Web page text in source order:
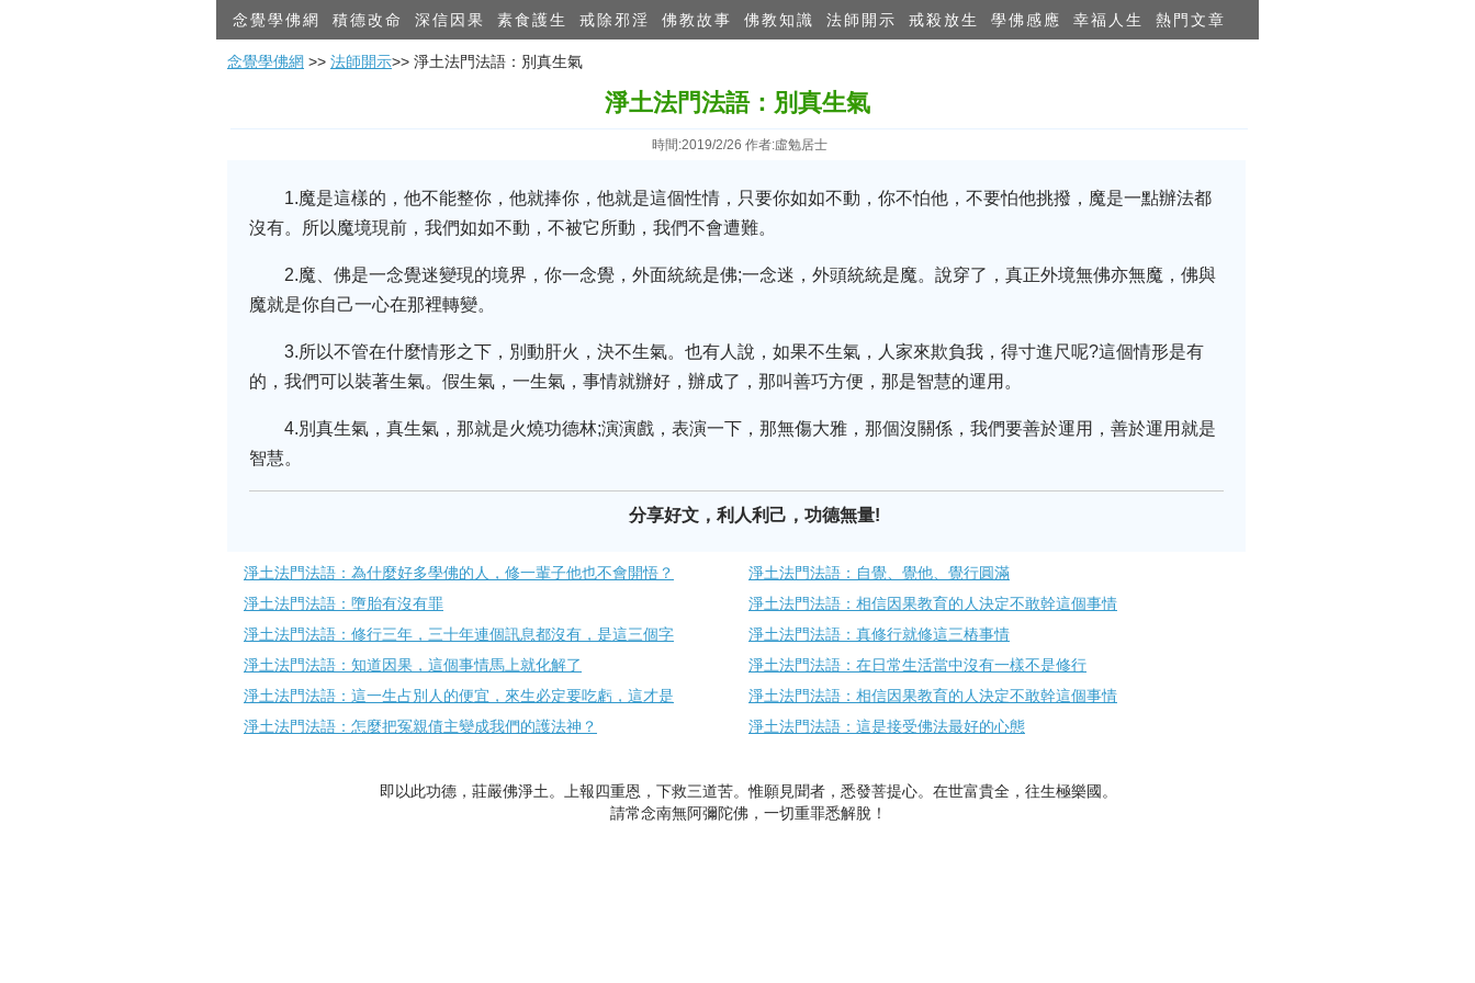
念覺學佛網 積德改命 深信因果 素食護生 戒除邪淫 佛教故事 佛教知識 法師開示 戒殺放生 學佛感應 幸福人生 熱門文章
念覺學佛網 >> 法師開示>> 淨土法門法語：別真生氣
淨土法門法語：別真生氣
時間:2019/2/26 作者:虛勉居士
1.魔是這樣的，他不能整你，他就捧你，他就是這個性情，只要你如如不動，你不怕他，不要怕他挑撥，魔是一點辦法都
沒有。所以魔境現前，我們如如不動，不被它所動，我們不會遭難。
2.魔、佛是一念覺迷變現的境界，你一念覺，外面統統是佛;一念迷，外頭統統是魔。說穿了，真正外境無佛亦無魔，佛與
魔就是你自己一心在那裡轉變。
3.所以不管在什麼情形之下，別動肝火，決不生氣。也有人說，如果不生氣，人家來欺負我，得寸進尺呢?這個情形是有
的，我們可以裝著生氣。假生氣，一生氣，事情就辦好，辦成了，那叫善巧方便，那是智慧的運用。
4.別真生氣，真生氣，那就是火燒功德林;演演戲，表演一下，那無傷大雅，那個沒關係，我們要善於運用，善於運用就是
智慧。
分享好文，利人利己，功德無量!
淨土法門法語：為什麼好多學佛的人，修一輩子他也不會開悟？
淨土法門法語：自覺、覺他、覺行圓滿
淨土法門法語：墮胎有沒有罪
淨土法門法語：相信因果教育的人決定不敢幹這個事情
淨土法門法語：修行三年，三十年連個訊息都沒有，是這三個字
淨土法門法語：真修行就修這三樁事情
淨土法門法語：知道因果，這個事情馬上就化解了
淨土法門法語：在日常生活當中沒有一樣不是修行
淨土法門法語：這一生占別人的便宜，來生必定要吃虧，這才是
淨土法門法語：相信因果教育的人決定不敢幹這個事情
淨土法門法語：怎麼把冤親債主變成我們的護法神？
淨土法門法語：這是接受佛法最好的心態
即以此功德，莊嚴佛淨土。上報四重恩，下救三道苦。惟願見聞者，悉發菩提心。在世富貴全，往生極樂國。
請常念南無阿彌陀佛，一切重罪悉解脫！